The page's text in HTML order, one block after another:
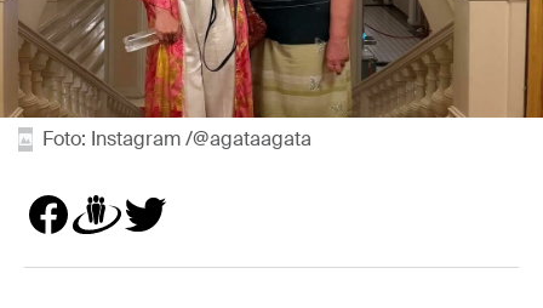
Foto: Instagram /@agataagata